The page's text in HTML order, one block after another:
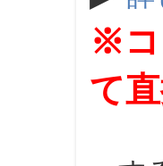
※コ
て
（